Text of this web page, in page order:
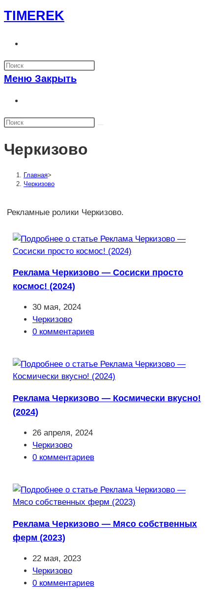
Перейти
к
TIMEREK
по
веб-
Меню Закрыть
по
сайту
Черкизово
Главная>
Черкизово
Рекламные ролики Черкизово.
Реклама Черкизово — Сосиски просто
космос! (2024)
Запись
опубликована:
30 мая, 2024
Рубрика
записи:
Черкизово
Комментарии
0 комментариев
Реклама Черкизово — Космически вкусно!
(2024)
Запись
опубликована:
26 апреля, 2024
Рубрика
записи:
Черкизово
Комментарии
0 комментариев
Реклама Черкизово — Мясо собственных
ферм (2023)
Запись
опубликована:
22 мая, 2023
Рубрика
записи:
Черкизово
Комментарии
0 комментариев